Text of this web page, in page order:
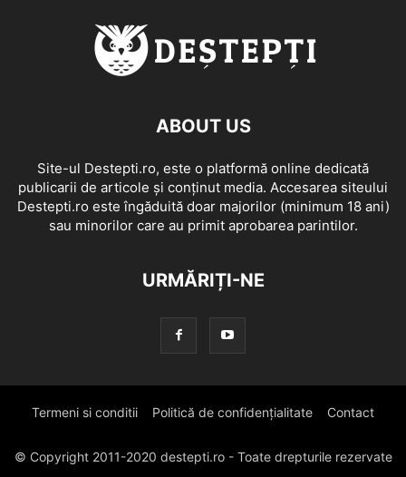
ABOUT US
Site-ul Destepti.ro, este o platformă online dedicată
publicarii de articole și conținut media. Accesarea siteului
Destepti.ro este îngăduită doar majorilor (minimum 18 ani)
sau minorilor care au primit aprobarea parintilor.
URMĂRIȚI-NE
Termeni si conditii Politică de confidențialitate Contact
© Copyright 2011-2020 destepti.ro - Toate drepturile rezervate